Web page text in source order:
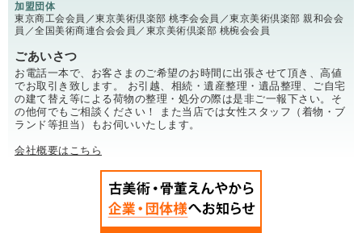
加盟団体
東京商工会会員／東京美術倶楽部 桃李会会員／東京美術倶楽部 親和会会
員／全国美術商連合会会員／東京美術倶楽部 桃椀会会員
ごあいさつ
お電話一本で、お客さまのご希望のお時間に出張させて頂き、高値
でお取引き致します。 お引越、相続・遺産整理・遺品整理、ご自宅
の建て替え等による荷物の整理・処分の際は是非ご一報下さい。そ
の他何でもご相談ください！ また当店では女性スタッフ（着物・ブ
ランド等担当）もお伺いいたします。
会社概要はこちら